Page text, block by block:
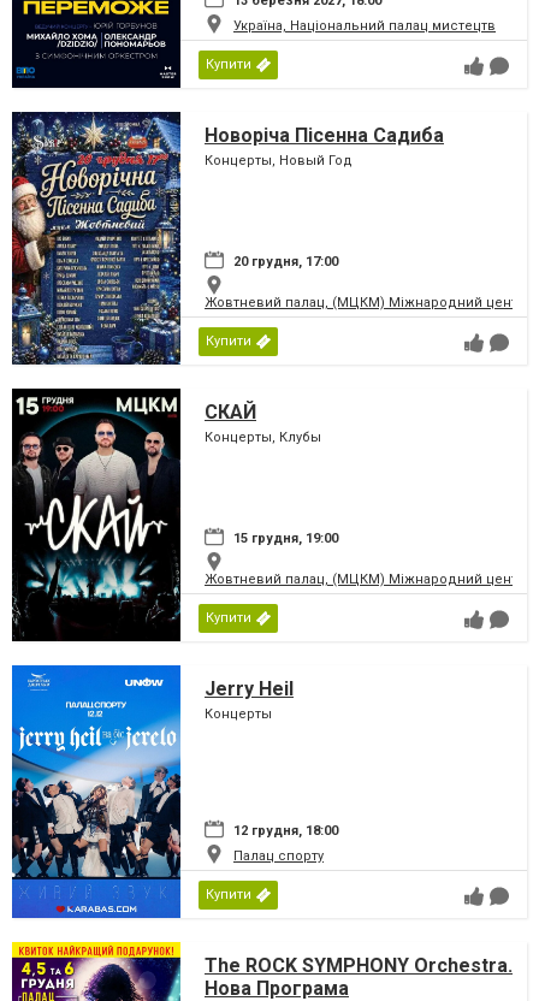
Україна, Національний палац мистецтв
Купити
Новоріча Пісенна Садиба
Концерты, Новый Год
20 грудня, 17:00
Жовтневий палац, (МЦКМ) Міжнародний центр
Купити
СКАЙ
Концерты, Клубы
15 грудня, 19:00
Жовтневий палац, (МЦКМ) Міжнародний центр
Купити
Jerry Heil
Концерты
12 грудня, 18:00
Палац спорту
Купити
The ROCK SYMPHONY Orchestra.
Нова Програма